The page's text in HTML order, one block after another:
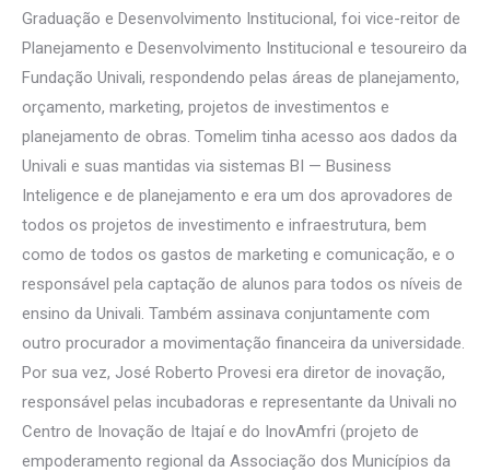
Graduação e Desenvolvimento Institucional, foi vice-reitor de
Planejamento e Desenvolvimento Institucional e tesoureiro da
Fundação Univali, respondendo pelas áreas de planejamento,
orçamento, marketing, projetos de investimentos e
planejamento de obras. Tomelim tinha acesso aos dados da
Univali e suas mantidas via sistemas BI — Business
Inteligence e de planejamento e era um dos aprovadores de
todos os projetos de investimento e infraestrutura, bem
como de todos os gastos de marketing e comunicação, e o
responsável pela captação de alunos para todos os níveis de
ensino da Univali. Também assinava conjuntamente com
outro procurador a movimentação financeira da universidade.
Por sua vez, José Roberto Provesi era diretor de inovação,
responsável pelas incubadoras e representante da Univali no
Centro de Inovação de Itajaí e do InovAmfri (projeto de
empoderamento regional da Associação dos Municípios da